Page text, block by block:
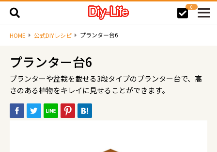
0
HOME 公式DIYレシピ プランター台6
プランター台6
プランターや盆栽を載せる3段タイプのプランター台で、高
さのある植物をキレイに見せることができます。